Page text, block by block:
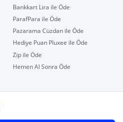
Bankkart Lira ile Öde
ParafPara ile Öde
Pazarama Cüzdan ile Öde
Hediye Puan Pluxee ile Öde
Zip ile Öde
Hemen Al Sonra Öde